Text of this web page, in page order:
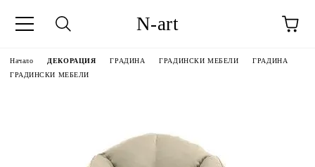
N-art
Начало ДЕКОРАЦИЯ ГРАДИНА ГРАДИНСКИ МЕБЕЛИ
ГРАДИНА
ГРАДИНСКИ МЕБЕЛИ